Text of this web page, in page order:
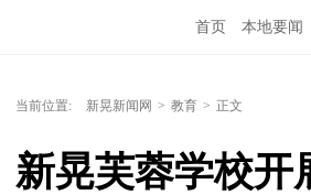
首页 本地要闻
当前位置: 新晃新闻网 > 教育 > 正文
新晃芙蓉学校开